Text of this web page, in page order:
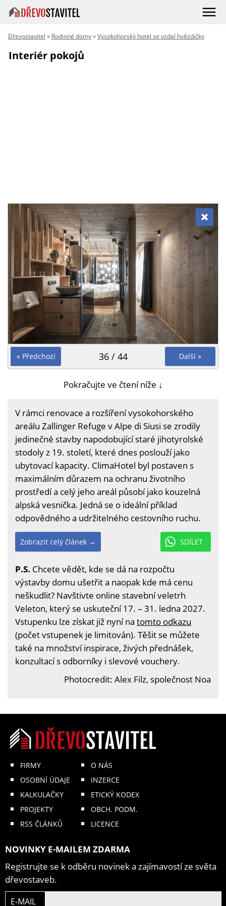
Dřevostavitel » Rodinné domy»Vysokohorský hotel se vzdal hvězdičky
Interiér pokojů
« Předchozí Další »
36 / 44
Pokračujte ve čtení níže ↓
V rámci renovace a rozšíření vysokohorského
areálu Zallinger Refuge v Alpe di Siusi se zrodily
jedinečné stavby napodobující staré jihotyrolské
stodoly z 19. století, které dnes poslouží jako
ubytovací kapacity. ClimaHotel byl postaven s
maximálním důrazem na ochranu životního
prostředí a celý jeho areál působí jako kouzelná
alpská vesnička. Jedná se o ideální příklad
odpovědného a udržitelného cestovního ruchu.
SDÍLET
Zobrazit celý článek →
P.S. Chcete vědět, kde se dá na rozpočtu
výstavby domu ušetřit a naopak kde má cenu
neškudlit? Navštivte online stavební veletrh
Veleton, který se uskuteční 17. – 31. ledna 2027.
Vstupenku lze získat již nyní na tomto odkazu
(počet vstupenek je limitován). Těšit se můžete
také na množství inspirace, živých přednášek,
konzultací s odborníky i slevové vouchery.
Photocredit: Alex Filz, společnost Noa
FIRMY
OSOBNÍ ÚDAJE
KALKULAČKY
PROJEKTY
RSS ČLÁNKŮ
O NÁS
INZERCE
ETICKÝ KODEX
OBCH. PODM.
LICENCE
NOVINKY E-MAILEM ZDARMA
Registrujte se k odběru novinek a zajímavostí ze světa
dřevostaveb.
E-MAIL